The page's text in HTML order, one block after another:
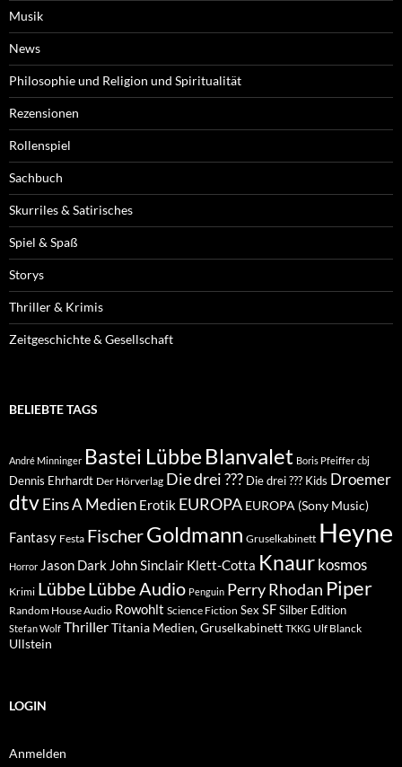
Musik
News
Philosophie und Religion und Spiritualität
Rezensionen
Rollenspiel
Sachbuch
Skurriles & Satirisches
Spiel & Spaß
Storys
Thriller & Krimis
Zeitgeschichte & Gesellschaft
BELIEBTE TAGS
André Minninger Bastei Lübbe Blanvalet Boris Pfeiffer cbj
Dennis Ehrhardt Der Hörverlag Die drei ??? Die drei ??? Kids Droemer
dtvEins A Medien Erotik EUROPA EUROPA (Sony Music)
Fantasy Festa FischerGoldmann Gruselkabinett Heyne
Horror Jason Dark John Sinclair Klett-Cotta Knaur kosmos
Krimi LübbeLübbe Audio Penguin Perry Rhodan Piper
Random House Audio Rowohlt Science Fiction Sex SFSilber Edition
Stefan Wolf ThrillerTitania Medien, Gruselkabinett TKKG Ulf Blanck
Ullstein
LOGIN
Anmelden